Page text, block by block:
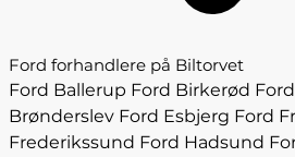
Ford forhandlere på Biltorvet
Ford Ballerup Ford Birkerød
Brønderslev Ford Esbjerg Ford
Frederikssund Ford Hadsund